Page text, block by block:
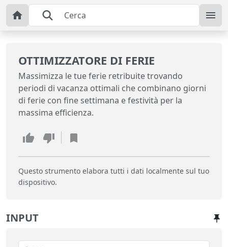
OTTIMIZZATORE DI FERIE
Massimizza le tue ferie retribuite trovando
periodi di vacanza ottimali che combinano giorni
di ferie con fine settimana e festività per la
massima efficienza.
Questo strumento elabora tutti i dati localmente sul tuo
dispositivo.
INPUT